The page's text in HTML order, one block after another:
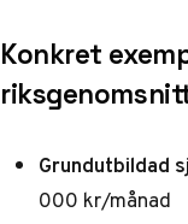
Konkret
Grundutbildad
000 kr/månad